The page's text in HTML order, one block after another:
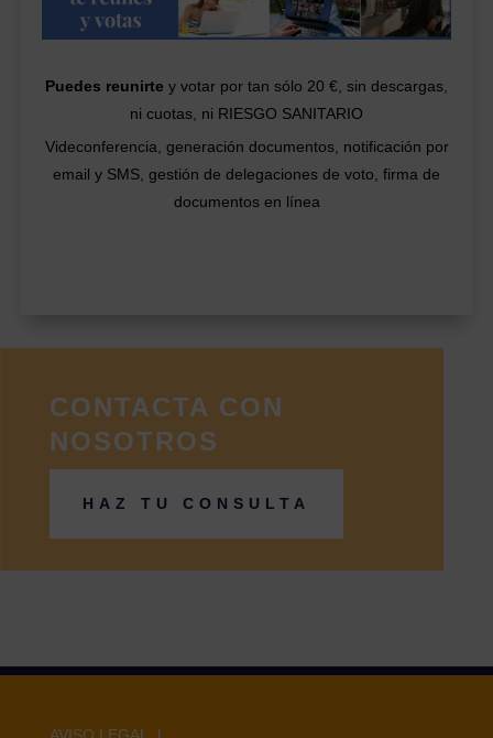
Puedes reunirte y votar por tan sólo 20 €, sin descargas,
ni cuotas, ni RIESGO SANITARIO
Videconferencia, generación documentos, notificación por
email y SMS, gestión de delegaciones de voto, firma de
documentos en línea
CONTACTA CON
NOSOTROS
HAZ TU CONSULTA